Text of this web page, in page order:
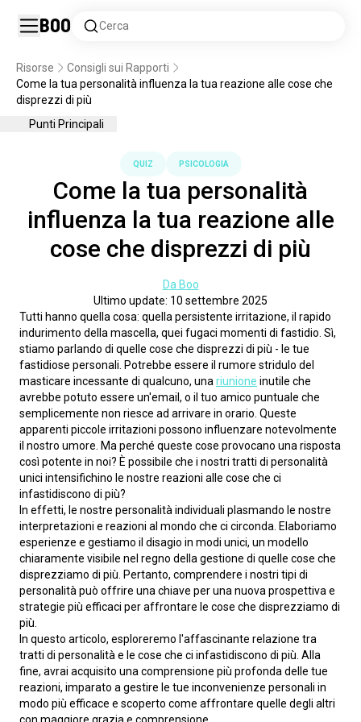
Boo Cerca
Risorse
Consigli sui Rapporti
Come la tua personalità influenza la tua reazione alle cose che
disprezzi di più
Punti Principali
QUIZ PSICOLOGIA
Come la tua personalità
influenza la tua reazione alle
cose che disprezzi di più
Da Boo
Ultimo update: 10 settembre 2025
Tutti hanno quella cosa: quella persistente irritazione, il rapido
indurimento della mascella, quei fugaci momenti di fastidio. Sì,
stiamo parlando di quelle cose che disprezzi di più - le tue
fastidiose personali. Potrebbe essere il rumore stridulo del
masticare incessante di qualcuno, una riunione inutile che
avrebbe potuto essere un'email, o il tuo amico puntuale che
semplicemente non riesce ad arrivare in orario. Queste
apparenti piccole irritazioni possono influenzare notevolmente
il nostro umore. Ma perché queste cose provocano una risposta
così potente in noi? È possibile che i nostri tratti di personalità
unici intensifichino le nostre reazioni alle cose che ci
infastidiscono di più?
In effetti, le nostre personalità individuali plasmando le nostre
interpretazioni e reazioni al mondo che ci circonda. Elaboriamo
esperienze e gestiamo il disagio in modi unici, un modello
chiaramente visibile nel regno della gestione di quelle cose che
disprezziamo di più. Pertanto, comprendere i nostri tipi di
personalità può offrire una chiave per una nuova prospettiva e
strategie più efficaci per affrontare le cose che disprezziamo di
più.
In questo articolo, esploreremo l'affascinante relazione tra
tratti di personalità e le cose che ci infastidiscono di più. Alla
fine, avrai acquisito una comprensione più profonda delle tue
reazioni, imparato a gestire le tue inconvenienze personali in
modo più efficace e scoperto come affrontare quelle degli altri